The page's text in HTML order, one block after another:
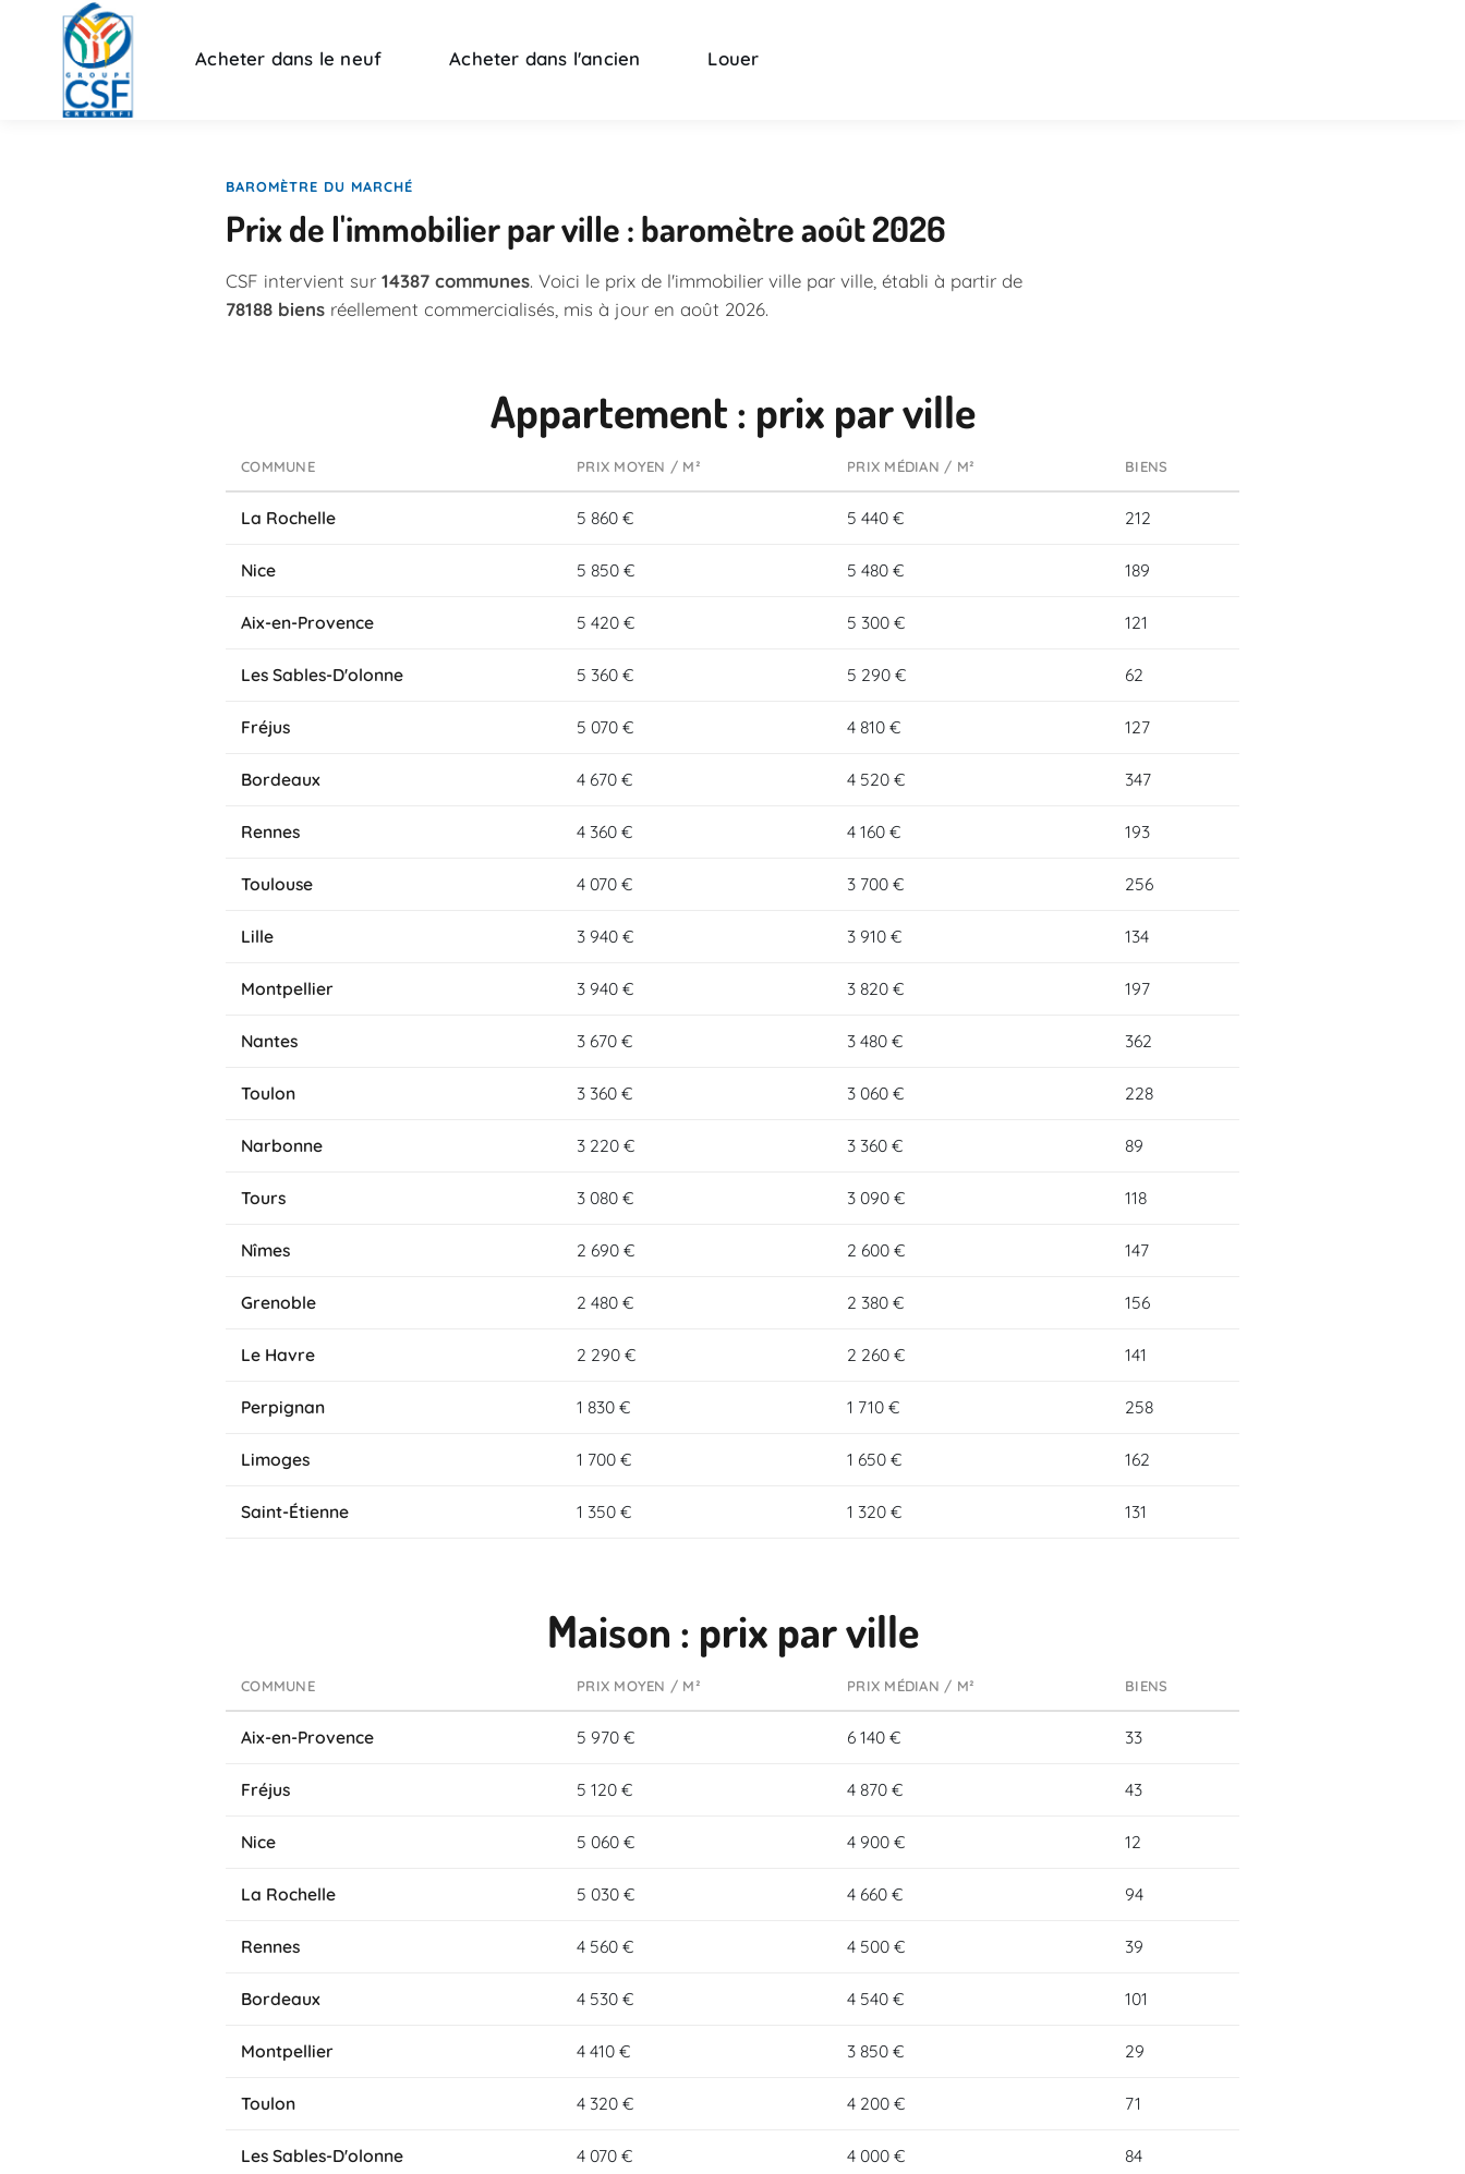
Acheter dans le neuf Acheter dans l'ancien Louer
BAROMÈTRE DU MARCHÉ
Prix de l'immobilier par ville : baromètre août 2026
CSF intervient sur 14387 communes. Voici le prix de l'immobilier ville par ville, établi à partir de
78188 biens réellement commercialisés, mis à jour en août 2026.
Appartement : prix par ville
COMMUNE PRIX MOYEN / M² PRIX MÉDIAN / M² BIENS
La Rochelle 5 860 € 5 440 € 212
Nice 5 850 € 5 480 € 189
Aix-en-Provence 5 420 € 5 300 € 121
Les Sables-D'olonne 5 360 € 5 290 € 62
Fréjus 5 070 € 4 810 € 127
Bordeaux 4 670 € 4 520 € 347
Rennes 4 360 € 4 160 € 193
Toulouse 4 070 € 3 700 € 256
Lille 3 940 € 3 910 € 134
Montpellier 3 940 € 3 820 € 197
Nantes 3 670 € 3 480 € 362
Toulon 3 360 € 3 060 € 228
Narbonne 3 220 € 3 360 € 89
Tours 3 080 € 3 090 € 118
Nîmes 2 690 € 2 600 € 147
Grenoble 2 480 € 2 380 € 156
Le Havre 2 290 € 2 260 € 141
Perpignan 1 830 € 1 710 € 258
Limoges 1 700 € 1 650 € 162
Saint-Étienne 1 350 € 1 320 € 131
Maison : prix par ville
COMMUNE PRIX MOYEN / M² PRIX MÉDIAN / M² BIENS
Aix-en-Provence 5 970 € 6 140 € 33
Fréjus 5 120 € 4 870 € 43
Nice 5 060 € 4 900 € 12
La Rochelle 5 030 € 4 660 € 94
Rennes 4 560 € 4 500 € 39
Bordeaux 4 530 € 4 540 € 101
Montpellier 4 410 € 3 850 € 29
Toulon 4 320 € 4 200 € 71
Les Sables-D'olonne 4 070 € 4 000 € 84